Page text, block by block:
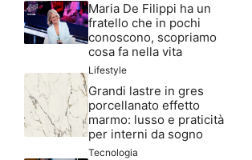
Maria De Filippi ha un
fratello che in pochi
conoscono, scopriamo
cosa fa nella vita
Lifestyle
Grandi lastre in gres
porcellanato effetto
marmo: lusso e praticità
per interni da sogno
Tecnologia